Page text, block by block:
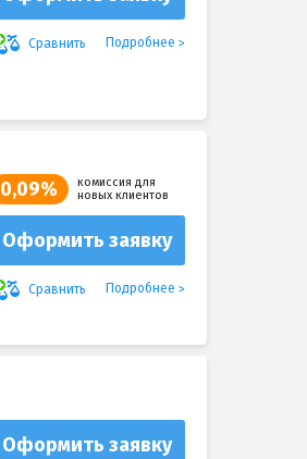
Сравнить Подробнее
0,09%
комиссия для
новых клиентов
Оформить заявку
Сравнить Подробнее
Оформить заявку